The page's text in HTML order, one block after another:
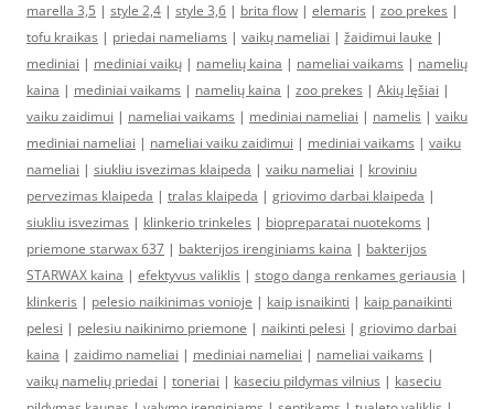
marella 3,5 | style 2,4 | style 3,6 | brita flow | elemaris | zoo prekes |
tofu kraikas | priedai nameliams | vaikų nameliai | žaidimui lauke |
mediniai | mediniai vaikų | namelių kaina | nameliai vaikams | namelių
kaina | mediniai vaikams | namelių kaina | zoo prekes | Akių lęšiai |
vaiku zaidimui | nameliai vaikams | mediniai nameliai | namelis | vaiku
mediniai nameliai | nameliai vaiku zaidimui | mediniai vaikams | vaiku
nameliai | siukliu isvezimas klaipeda | vaiku nameliai | kroviniu
pervezimas klaipeda | tralas klaipeda | griovimo darbai klaipeda |
siukliu isvezimas | klinkerio trinkeles | biopreparatai nuotekoms |
priemone starwax 637 | bakterijos irenginiams kaina | bakterijos
STARWAX kaina | efektyvus valiklis | stogo danga renkames geriausia |
klinkeris | pelesio naikinimas vonioje | kaip isnaikinti | kaip panaikinti
pelesi | pelesiu naikinimo priemone | naikinti pelesi | griovimo darbai
kaina | zaidimo nameliai | mediniai nameliai | nameliai vaikams |
vaikų namelių priedai | toneriai | kaseciu pildymas vilnius | kaseciu